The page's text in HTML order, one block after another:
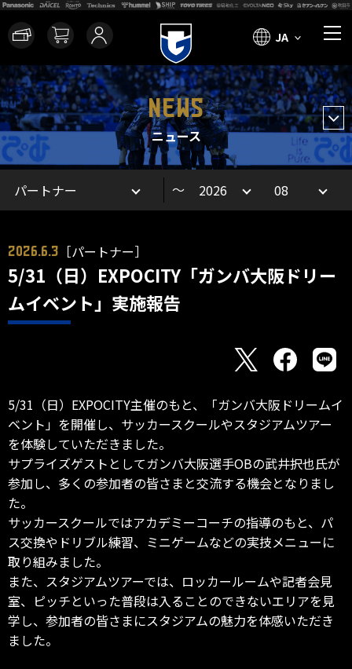
JA
NEWS
ニュース
～
2026.6.3 ［パートナー］
5/31（日）EXPOCITY「ガンバ大阪ドリー
ムイベント」実施報告
5/31（日）EXPOCITY主催のもと、「ガンバ大阪ドリームイ
ベント」を開催し、サッカースクールやスタジアムツアー
を体験していただきました。
サプライズゲストとしてガンバ大阪選手OBの武井択也氏が
参加し、多くの参加者の皆さまと交流する機会となりまし
た。
サッカースクールではアカデミーコーチの指導のもと、パ
ス交換やドリブル練習、ミニゲームなどの実技メニューに
取り組みました。
また、スタジアムツアーでは、ロッカールームや記者会見
室、ピッチといった普段は入ることのできないエリアを見
学し、参加者の皆さまにスタジアムの魅力を体感いただき
ました。